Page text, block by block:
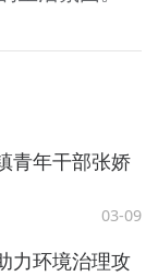
青年干部张娇
03-09
力环境治理攻